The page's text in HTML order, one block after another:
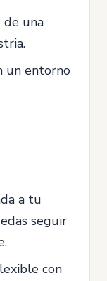
una
un entorno
a tu
seguir
con